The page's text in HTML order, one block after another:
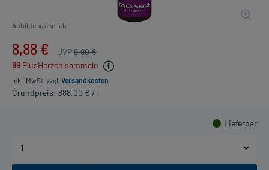
Abbildung ähnlich
8,88 € UVP9,90 €
89 PlusHerzen sammeln
inkl. MwSt. zzgl. Versandkosten
Grundpreis: 888,00 € / l
Lieferbar